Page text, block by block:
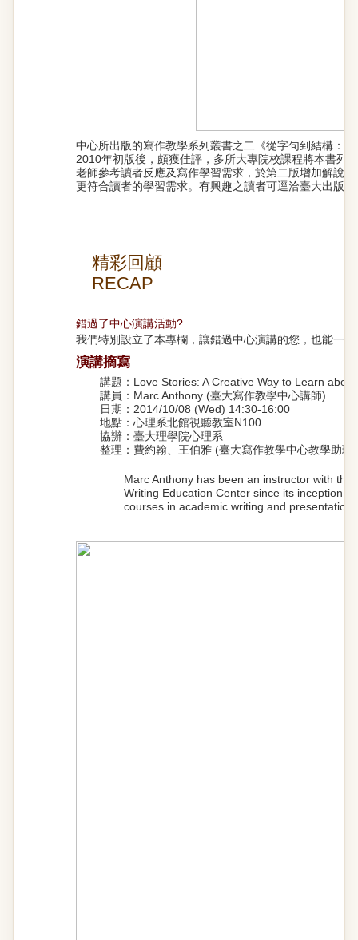
中心所出版的寫作教學系列叢書之二《從字句到結構：
2010年初版後，頗獲佳評，多所大專院校課程將本書列
老師參考讀者反應及寫作學習需求，於第二版增加解說
更符合讀者的學習需求。有興趣之讀者可逕洽臺大出版
精彩回顧
RECAP
錯過了中心演講活動?
我們特別設立了本專欄，讓錯過中心演講的您，也能一
演講摘寫
講題：Love Stories: A Creative Way to Learn
講員：Marc Anthony (臺大寫作教學中心講師)
日期：2014/10/08 (Wed) 14:30-16:00
地點：心理系北館視聽教室N100
協辦：臺大理學院心理系
整理：費約翰、王伯雅 (臺大寫作教學中心教學助理)
Marc Anthony has been an instructor with the
Writing Education Center since its inception.
courses in academic writing and presentation